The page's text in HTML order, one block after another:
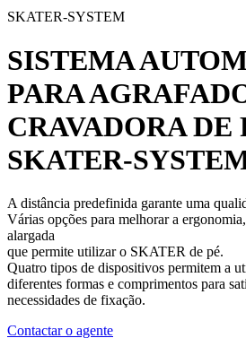
SKATER-SYSTEM
SISTEMA
PARA
CRAVADORA DE
SKATER-
A distância predefinida garante uma
Várias opções para melhorar a
alargada
que permite utilizar o SKATER de pé.
Quatro tipos de dispositivos permitem a
diferentes formas e comprimentos para
necessidades de fixação.
Contactar o agente